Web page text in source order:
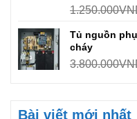
1.250.000
Tủ nguồn
cháy
3.800.000
Bài viết mới nhất